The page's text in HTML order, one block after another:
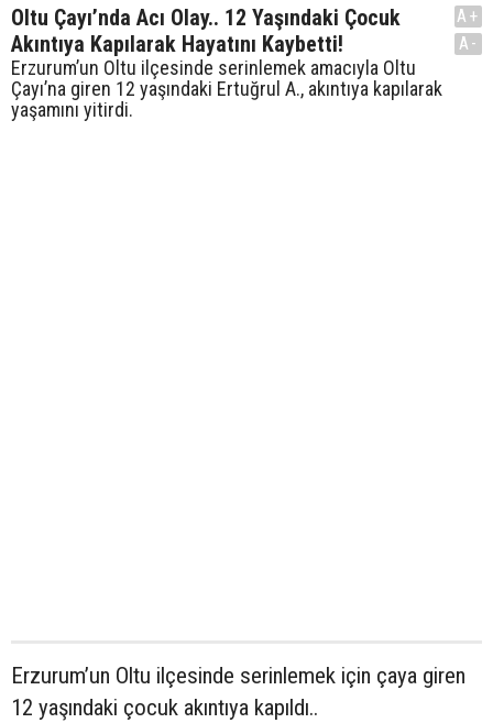
Oltu Çayı’nda Acı Olay.. 12 Yaşındaki Çocuk
Akıntıya Kapılarak Hayatını Kaybetti!
Erzurum’un Oltu ilçesinde serinlemek amacıyla Oltu
Çayı’na giren 12 yaşındaki Ertuğrul A., akıntıya kapılarak
yaşamını yitirdi.
A+
A-
Erzurum’un Oltu ilçesinde serinlemek için çaya giren
12 yaşındaki çocuk akıntıya kapıldı..